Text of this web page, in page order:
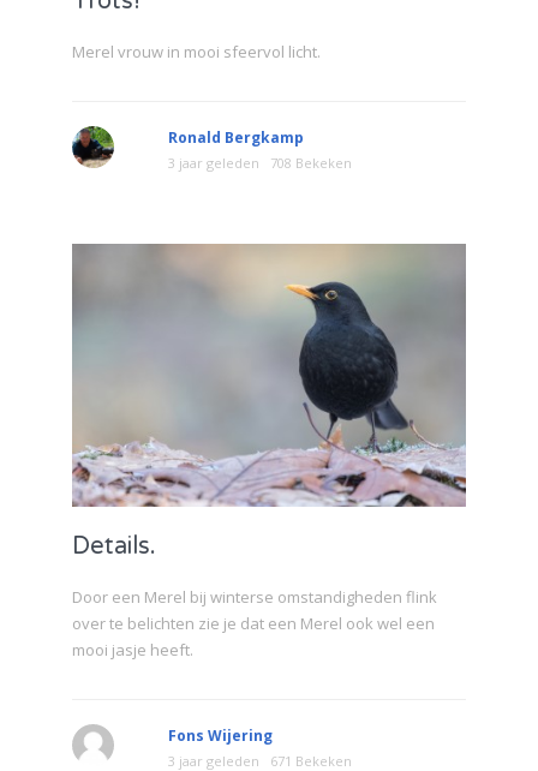
Merel vrouw in mooi sfeervol licht.
Ronald Bergkamp
3 jaar geleden 708 Bekeken
Details.
Door een Merel bij winterse omstandigheden flink
over te belichten zie je dat een Merel ook wel een
mooi jasje heeft.
Fons Wijering
3 jaar geleden 671 Bekeken